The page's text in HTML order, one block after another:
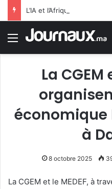
Menu
La CGEM
économique
à
8 octobre 2025
La CGEM et le MEDEF, à